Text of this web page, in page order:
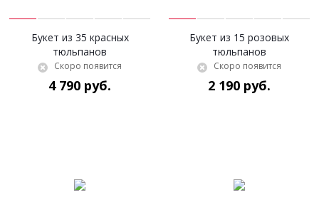
Букет из 35 красных
тюльпанов
Скоро появится
4 790 руб.
Букет из 15 розовых
тюльпанов
Скоро появится
2 190 руб.